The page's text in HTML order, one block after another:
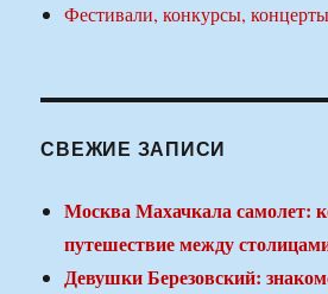
Фестивали, конкурсы, концерты
СВЕЖИЕ ЗАПИСИ
Москва Махачкала самолет:
путешествие между
Девушки Березовский: